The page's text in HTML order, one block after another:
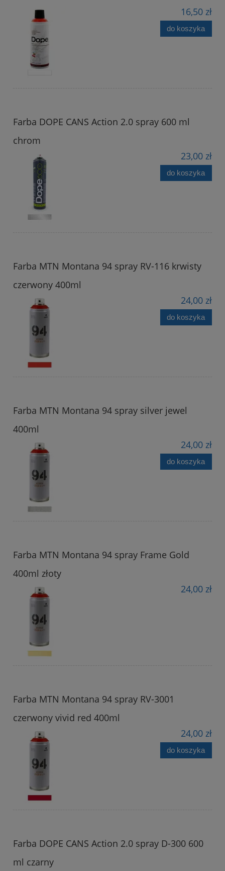
16,50 zł
do koszyka
Farba DOPE CANS Action 2.0 spray 600 ml
chrom
23,00 zł
do koszyka
Farba MTN Montana 94 spray RV-116 krwisty
czerwony 400ml
24,00 zł
do koszyka
Farba MTN Montana 94 spray silver jewel
400ml
24,00 zł
do koszyka
Farba MTN Montana 94 spray Frame Gold
400ml złoty
24,00 zł
Farba MTN Montana 94 spray RV-3001
czerwony vivid red 400ml
24,00 zł
do koszyka
Farba DOPE CANS Action 2.0 spray D-300 600
ml czarny